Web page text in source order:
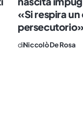
«Si respira un
diNiccolò De Rosa